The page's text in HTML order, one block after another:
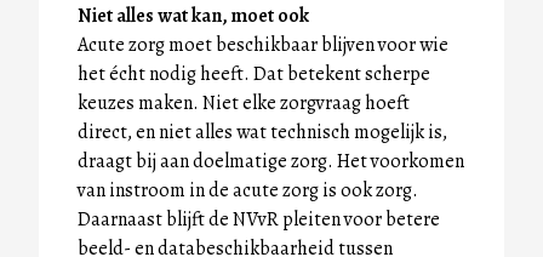
Niet alles wat kan, moet ook
Acute zorg moet beschikbaar blijven voor wie
het écht nodig heeft. Dat betekent scherpe
keuzes maken. Niet elke zorgvraag hoeft
direct, en niet alles wat technisch mogelijk is,
draagt bij aan doelmatige zorg. Het voorkomen
van instroom in de acute zorg is ook zorg.
Daarnaast blijft de NVvR pleiten voor betere
beeld- en databeschikbaarheid tussen